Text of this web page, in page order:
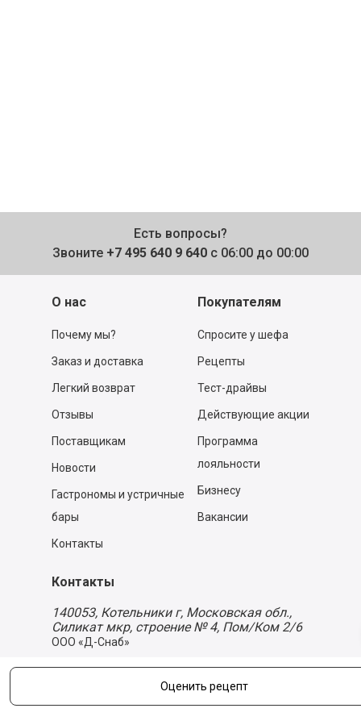
Оценить рецепт
Есть вопросы?
Звоните +7 495 640 9 640 с 06:00 до 00:00
О нас
Почему мы?
Заказ и доставка
Легкий возврат
Отзывы
Поставщикам
Новости
Гастрономы и устричные
бары
Контакты
Покупателям
Спросите у шефа
Рецепты
Тест-драйвы
Действующие акции
Программа
лояльности
Бизнесу
Вакансии
Контакты
140053, Котельники г, Московская обл.,
Силикат мкр, строение № 4, Пом/Ком 2/6
ООО «Д-Снаб»
+7 495 640 9 640 06:00 - 00:00